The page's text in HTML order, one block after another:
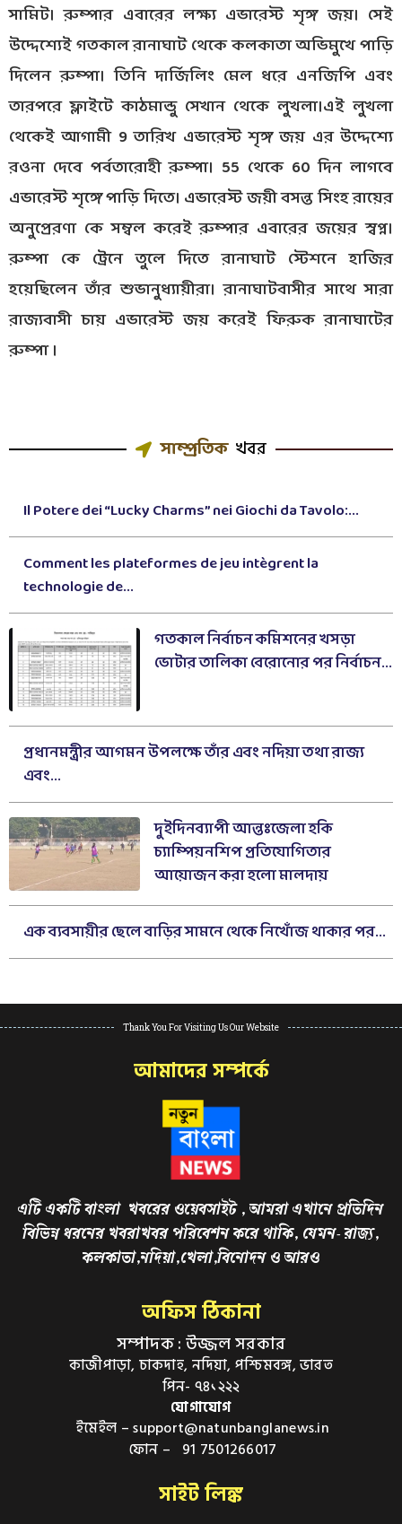
সামিট। রুম্পার এবারের লক্ষ্য এভারেস্ট শৃঙ্গ জয়। সেই
উদ্দেশ্যেই গতকাল রানাঘাট থেকে কলকাতা অভিমুখে পাড়ি
দিলেন রুম্পা। তিনি দার্জিলিং মেল ধরে এনজিপি এবং
তারপরে ফ্লাইটে কাঠমান্ডু সেখান থেকে লুখলা।এই লুখলা
থেকেই আগামী 9 তারিখ এভারেস্ট শৃঙ্গ জয় এর উদ্দেশ্যে
রওনা দেবে পর্বতারোহী রুম্পা। 55 থেকে 60 দিন লাগবে
এভারেস্ট শৃঙ্গে পাড়ি দিতে। এভারেস্ট জয়ী বসন্ত সিংহ রায়ের
অনুপ্রেরণা কে সম্বল করেই রুম্পার এবারের জয়ের স্বপ্ন।
রুম্পা কে ট্রেনে তুলে দিতে রানাঘাট স্টেশনে হাজির
হয়েছিলেন তাঁর শুভানুধ্যায়ীরা। রানাঘাটবাসীর সাথে সারা
রাজ্যবাসী চায় এভারেস্ট জয় করেই ফিরুক রানাঘাটের
রুম্পা ।
সাম্প্রতিক খবর
Il Potere dei “Lucky Charms” nei Giochi da Tavolo:...
Comment les plateformes de jeu intègrent la
technologie de...
গতকাল নির্বাচন কমিশনের খসড়া
ভোটার তালিকা বেরোনোর পর নির্বাচন...
প্রধানমন্ত্রীর আগমন উপলক্ষে তাঁর এবং নদিয়া তথা রাজ্য
এবং...
দুইদিনব্যাপী আন্তঃজেলা হকি
চ্যাম্পিয়নশিপ প্রতিযোগিতার
আয়োজন করা হলো মালদায়
এক ব্যবসায়ীর ছেলে বাড়ির সামনে থেকে নিখোঁজ থাকার পর...
Thank You For Visiting Us Our Website
আমাদের সম্পর্কে
এটি একটি বাংলা খবরের ওয়েবসাইট , আমরা এখানে প্রতিদিন
বিভিন্ন ধরনের খবরাখবর পরিবেশন করে থাকি, যেমন- রাজ্য,
কলকাতা,নদিয়া,খেলা,বিনোদন ও আরও
অফিস ঠিকানা
সম্পাদক : উজ্জল সরকার
কাজীপাড়া, চাকদাহ, নদিয়া, পশ্চিমবঙ্গ, ভারত
পিন- ৭৪১২২২
যোগাযোগ
ইমেইল – support@natunbanglanews.in
ফোন – 91 7501266017
সাইট লিঙ্ক